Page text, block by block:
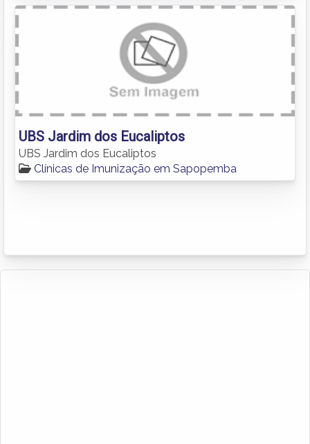
UBS Jardim dos Eucaliptos
UBS Jardim dos Eucaliptos
Clínicas de Imunização em Sapopemba